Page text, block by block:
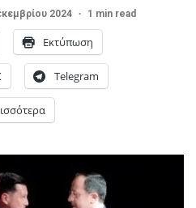
2024 1 min read
Εκτύπωση
Telegram